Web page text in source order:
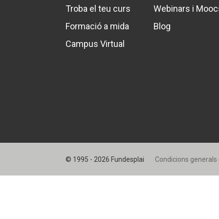
Troba el teu curs
Webinars i
Formació a mida
Blog
Campus Virtual
© 1995 - 2026 Fundesplai Condicions generals